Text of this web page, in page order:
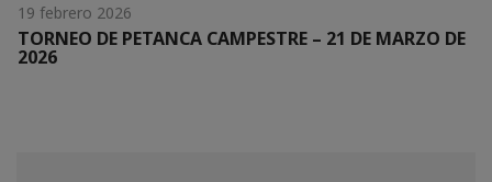
19 febrero 2026
TORNEO DE PETANCA CAMPESTRE – 21 DE MARZO DE
2026